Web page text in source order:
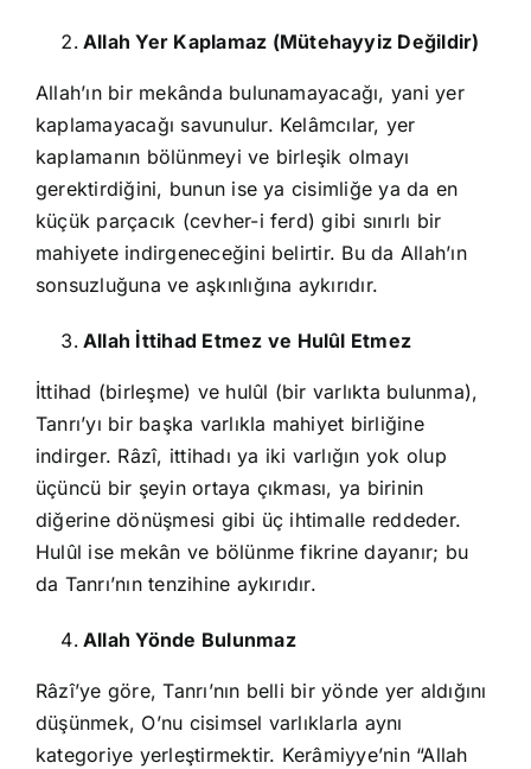
Allah Yer Kaplamaz (Mütehayyiz Değildir)
Allah’ın bir mekânda bulunamayacağı, yani yer
kaplamayacağı savunulur. Kelâmcılar, yer
kaplamanın bölünmeyi ve birleşik olmayı
gerektirdiğini, bunun ise ya cisimliğe ya da en
küçük parçacık (cevher-i ferd) gibi sınırlı bir
mahiyete indirgeneceğini belirtir. Bu da Allah’ın
sonsuzluğuna ve aşkınlığına aykırıdır.
Allah İttihad Etmez ve Hulûl Etmez
İttihad (birleşme) ve hulûl (bir varlıkta bulunma),
Tanrı’yı bir başka varlıkla mahiyet birliğine
indirger. Râzî, ittihadı ya iki varlığın yok olup
üçüncü bir şeyin ortaya çıkması, ya birinin
diğerine dönüşmesi gibi üç ihtimalle reddeder.
Hulûl ise mekân ve bölünme fikrine dayanır; bu
da Tanrı’nın tenzihine aykırıdır.
Allah Yönde Bulunmaz
Râzî’ye göre, Tanrı’nın belli bir yönde yer aldığını
düşünmek, O’nu cisimsel varlıklarla aynı
kategoriye yerleştirmektir. Kerâmiyye’nin “Allah